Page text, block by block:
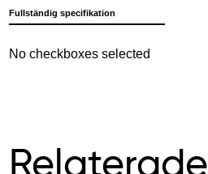
Fullständig specifikation
No checkboxes selected
Relaterade